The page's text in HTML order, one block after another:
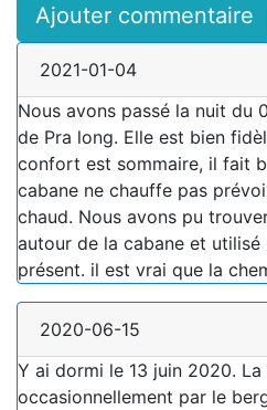
Ajouter commentaire
2021-01-04
Nous avons passé la nuit du
de Pra long. Elle est bien
confort est sommaire, il fait
cabane ne chauffe pas
chaud. Nous avons pu
autour de la cabane et utilisé
présent. il est vrai que la
2020-06-15
Y ai dormi le 13 juin 2020.
occasionnellement par le